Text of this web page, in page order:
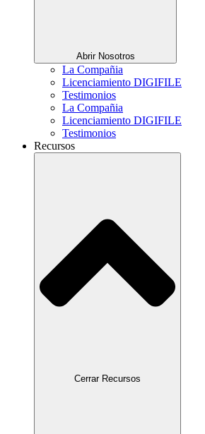
Abrir Nosotros
La Compañia
Licenciamiento DIGIFILE
Testimonios
La Compañia
Licenciamiento DIGIFILE
Testimonios
Recursos
Cerrar Recursos